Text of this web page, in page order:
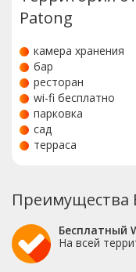
Patong
камера хранения
бар
ресторан
wi-fi бесплатно
парковка
сад
терраса
Преимущества
Бесплатный
На всей